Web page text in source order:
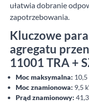
ułatwia dobranie
zapotrzebowania.
Kluczowe
agregatu
11001 TRA +
Moc maksymalna:
Moc znamionowa: 9,5
Prąd znamionowy: